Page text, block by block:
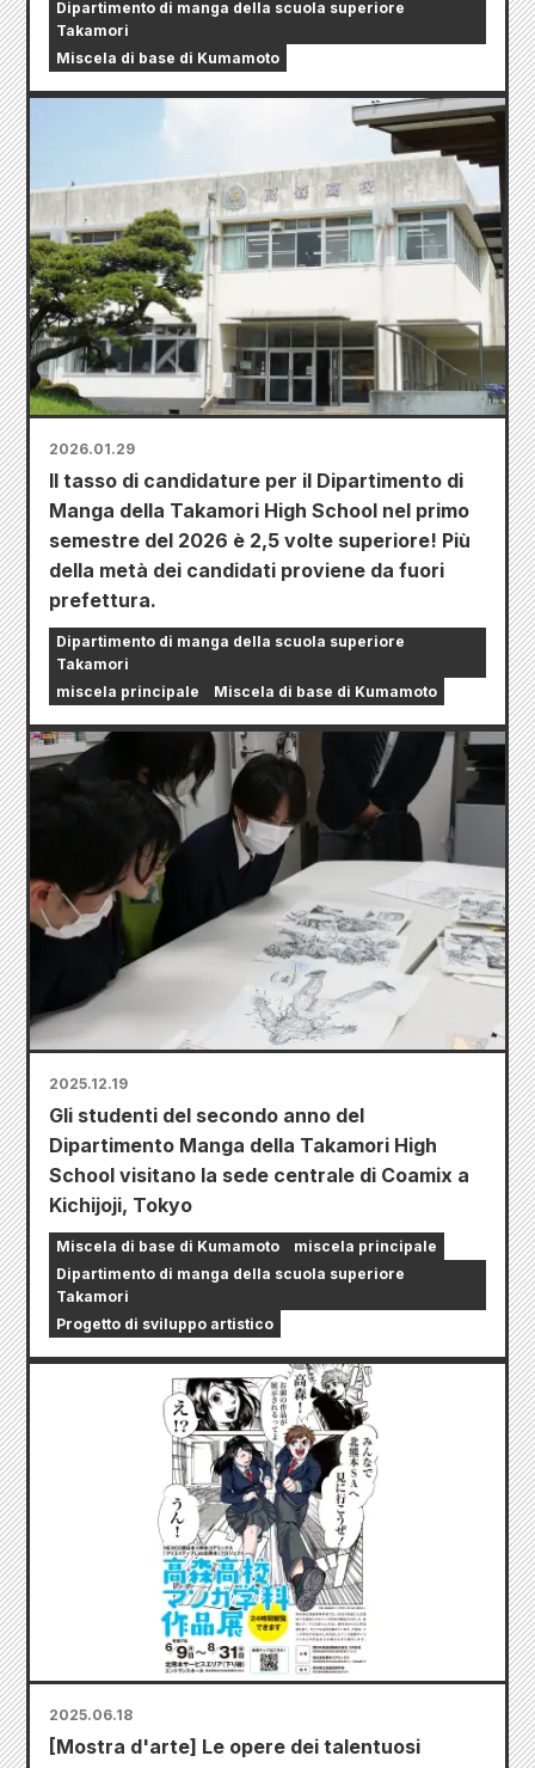
Dipartimento di manga della scuola superiore
Takamori
Miscela di base di Kumamoto
2026.01.29
Il tasso di candidature per il Dipartimento di
Manga della Takamori High School nel primo
semestre del 2026 è 2,5 volte superiore! Più
della metà dei candidati proviene da fuori
prefettura.
Dipartimento di manga della scuola superiore
Takamori
miscela principale
Miscela di base di Kumamoto
2025.12.19
Gli studenti del secondo anno del
Dipartimento Manga della Takamori High
School visitano la sede centrale di Coamix a
Kichijoji, Tokyo
Miscela di base di Kumamoto
miscela principale
Dipartimento di manga della scuola superiore
Takamori
Progetto di sviluppo artistico
2025.06.18
[Mostra d'arte] Le opere dei talentuosi